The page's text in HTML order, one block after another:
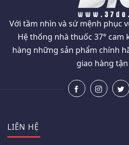
Với tầm nhìn và sứ mệnh phục
Hệ thống nhà thuốc 37° cam
hàng những sản phẩm chính
giao hàng
LIÊN HỆ